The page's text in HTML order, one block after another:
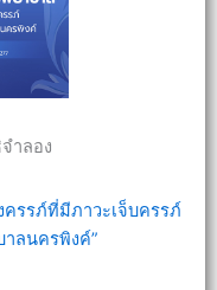
ำลอง
รรภ์‎‎ที่มีภาวะเจ็บครรภ์
ลนครพิงค์”